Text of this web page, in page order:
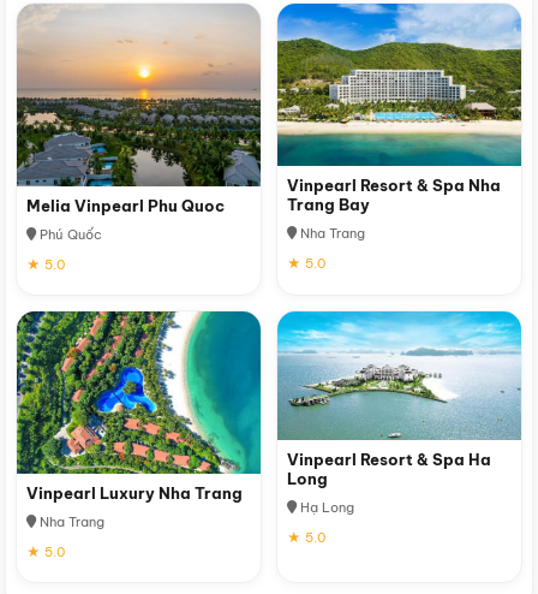
Melia Vinpearl Phu Quoc
Phú Quốc
★ 5.0
Vinpearl Resort & Spa Nha
Trang Bay
Nha Trang
★ 5.0
Vinpearl Luxury Nha Trang
Nha Trang
★ 5.0
Vinpearl Resort & Spa Ha
Long
Hạ Long
★ 5.0